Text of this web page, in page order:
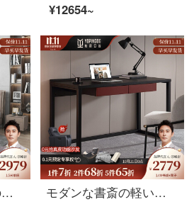
¥12654~
有品公館のベッドの意味式はきわめて簡単で、真皮のベッドは近代的で簡単です。ダブルベッドの1.5メートルの主な寝台は1.8メートルです。北欧の皮の芸術ベッドは1.8メートルのシングルベッドです。
モダンな書斎の軽い贅沢なコンピュータの机の本の机と机の組み合わせの120*60*78机+椅子があります。